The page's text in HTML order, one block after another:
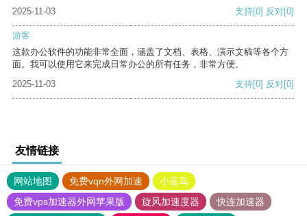
2025-11-03 支持[0] 反对[0]
游客
这款办公软件的功能非常全面，涵盖了文档、表格、演示文稿等各个方
面。我可以使用它来完成日常办公的所有任务，非常方便。
2025-11-03
支持[0] 反对[0]
友情链接
网站地图 免费vqn外网加速
小蓝鸟
免费vps加速器外网苹果版
旋风加速度器
快连加速器